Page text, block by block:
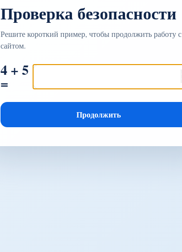
Проверка безопасности
Решите короткий пример, чтобы продолжить работу с
сайтом.
4 + 5
=
Продолжить